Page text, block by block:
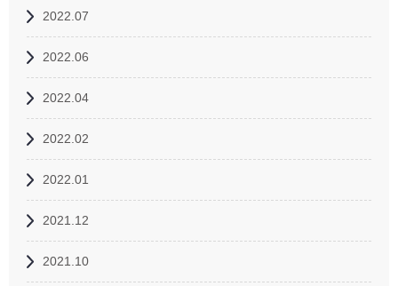
2022.07
2022.06
2022.04
2022.02
2022.01
2021.12
2021.10